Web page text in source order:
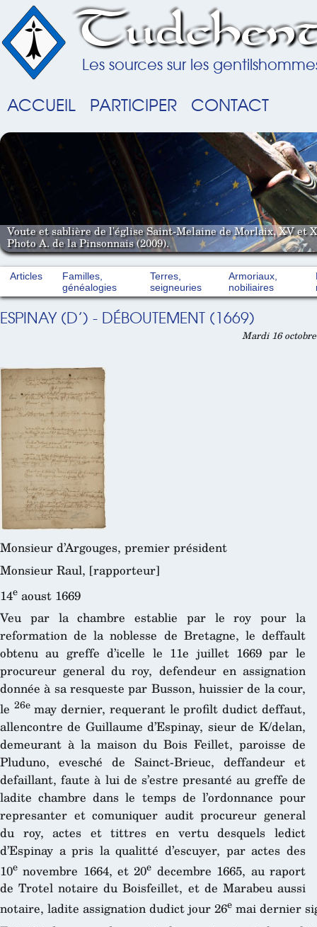
Les sources sur les
ACCUEIL PARTICIPER CONTACT
Voute et sablière de l'église Saint-Melaine de Morlaix, XV et
Photo A. de la Pinsonnais (2009).
Articles
Familles,
généalogies
Terres,
seigneuries
Armoriaux,
nobiliaires
ESPINAY (D’) - DÉBOUTEMENT (1669)
Mardi 16
Monsieur d’Argouges, premier président
Monsieur Raul, [rapporteur]
14e aoust 1669
Veu par la chambre establie par le roy pour la
reformation de la noblesse de Bretagne, le deffault
obtenu au greffe d’icelle le 11e juillet 1669 par le
procureur general du roy, defendeur en assignation
donnée à sa resqueste par Busson, huissier de la cour,
le 26emay dernier, requerant le profilt dudict deffaut,
allencontre de Guillaume d’Espinay, sieur de K/delan,
demeurant à la maison du Bois Feillet, paroisse de
Pluduno, evesché de Sainct-Brieuc, deffandeur et
defaillant, faute à lui de s’estre presanté au greffe de
ladite chambre dans le temps de l’ordonnance pour
represanter et comuniquer audit procureur general
du roy, actes et tittres en vertu desquels ledict
d’Espinay a pris la qualitté d’escuyer, par actes des
10e novembre 1664, et 20e decembre 1665, au raport
de Trotel notaire du Boisfeillet, et de Marabeu aussi
notaire, ladite assignation dudict jour 26e mai dernier